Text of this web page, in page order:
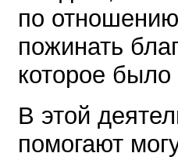
по
пожинать
которое
В этой
помогают